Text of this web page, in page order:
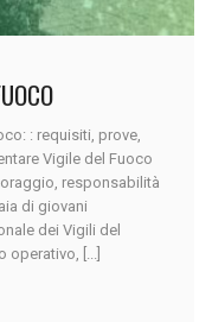
: requisiti, prove,
Vigile del Fuoco
responsabilità
di giovani
dei Vigili del
operativo, [...]